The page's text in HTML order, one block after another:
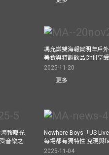
馮允謙雙海報賀明年戶
美食與特調飲品Chill享
2025-11-20
更多
報曝光
音樂之
Nowhere Boys「US
每場都有獨特性 兌現與
2025-11-04